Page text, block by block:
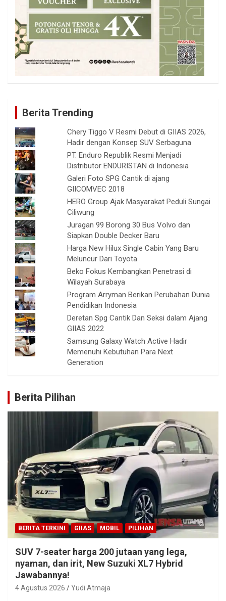
Berita Trending
Chery Tiggo V Resmi Debut di GIIAS 2026,
Hadir dengan Konsep SUV Serbaguna
PT. Enduro Republik Resmi Menjadi
Distributor ENDURISTAN di Indonesia
Galeri Foto SPG Cantik di ajang
GIICOMVEC 2018
HERO Group Ajak Masyarakat Peduli Sungai
Ciliwung
Juragan 99 Borong 30 Bus Volvo dan
Siapkan Double Decker Baru
Harga New Hilux Single Cabin Yang Baru
Meluncur Dari Toyota
Beko Fokus Kembangkan Penetrasi di
Wilayah Surabaya
Program Arryman Berikan Perubahan Dunia
Pendidikan Indonesia
Deretan Spg Cantik Dan Seksi dalam Ajang
GIIAS 2022
Samsung Galaxy Watch Active Hadir
Memenuhi Kebutuhan Para Next
Generation
Berita Pilihan
BERITA TERKINI GIIAS MOBIL PILIHAN
SUV 7-seater harga 200 jutaan yang lega,
nyaman, dan irit, New Suzuki XL7 Hybrid
Jawabannya!
4 Agustus 2026 Yudi Atmaja